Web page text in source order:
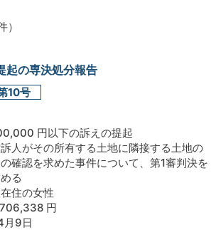
起の専決処分報告
10号
円以下の訴えの提起
訴人がその所有する土地に隣接する土地の
確認を求めた事件について、第1審判決を
る
住の女性
円
月9日